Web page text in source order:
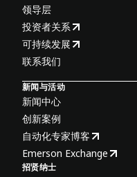
领导层
投资者关系
可持续发展
联系我们
新闻与活动
新闻中心
创新案例
自动化专家博客
Emerson Exchange
招贤纳士